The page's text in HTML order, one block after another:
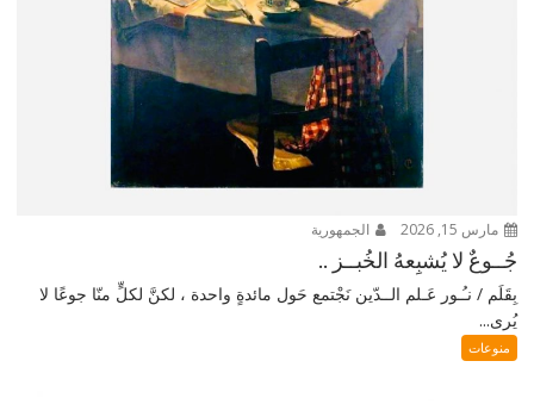
مارس 15, 2026 الجمهورية
جُــوعٌ لا يُشبِعهُ الخُبــز ..
بِقَلَم / نـُـور عَـلم الــدّين نَجْتمع حَول مائدةٍ واحدة ، لكنَّ لكلٍّ منّا جوعًا لا
يُرى...
منوعات